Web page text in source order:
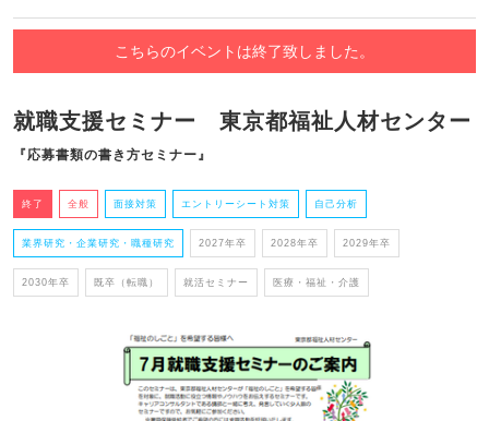
こちらのイベントは終了致しました。
就職支援セミナー 東京都福祉人材センター
『応募書類の書き方セミナー』
終了 全般 面接対策 エントリーシート対策 自己分析
業界研究・企業研究・職種研究 2027年卒 2028年卒 2029年卒
2030年卒 既卒（転職） 就活セミナー 医療・福祉・介護